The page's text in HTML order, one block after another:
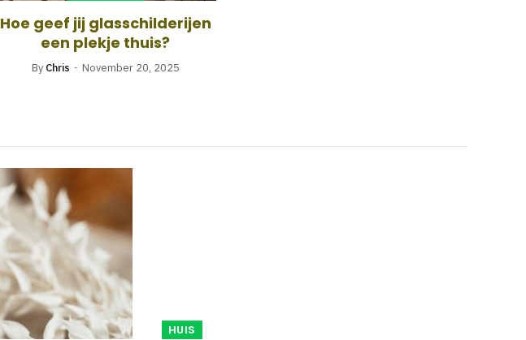
Hoe geef jij glasschilderijen
een plekje thuis?
By Chris November 20, 2025
HUIS